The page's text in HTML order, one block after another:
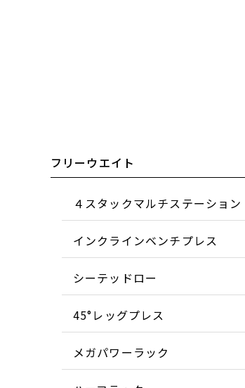
フリーウエイト
４スタックマルチステーション
インクラインベンチプレス
シーテッドロー
45°レッグプレス
メガパワーラック